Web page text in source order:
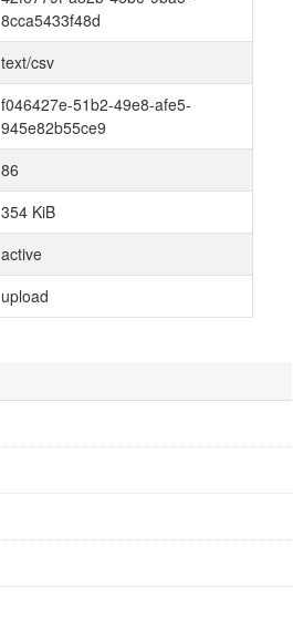
8cca5433f48d
text/csv
f046427e-51b2-49e8-afe5-
945e82b55ce9
86
354 KiB
active
upload